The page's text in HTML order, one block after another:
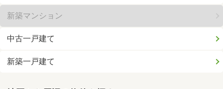
新築マンション
中古一戸建て
新築一戸建て